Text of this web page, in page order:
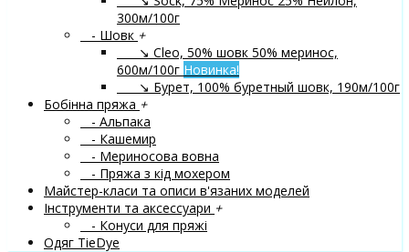
300м/100г
- Шовк +
↘ Cleo, 50% шовк 50% меринос,
600м/100г Новинка!
↘ Бурет, 100% буретный шовк, 190м/100г
Бобінна пряжа +
- Альпака
- Кашемир
- Мериносова вовна
- Пряжа з кід мохером
Майстер-класи та описи в'язаних моделей
Інструменти та аксессуари +
- Конуси для пряжі
Одяг TieDye